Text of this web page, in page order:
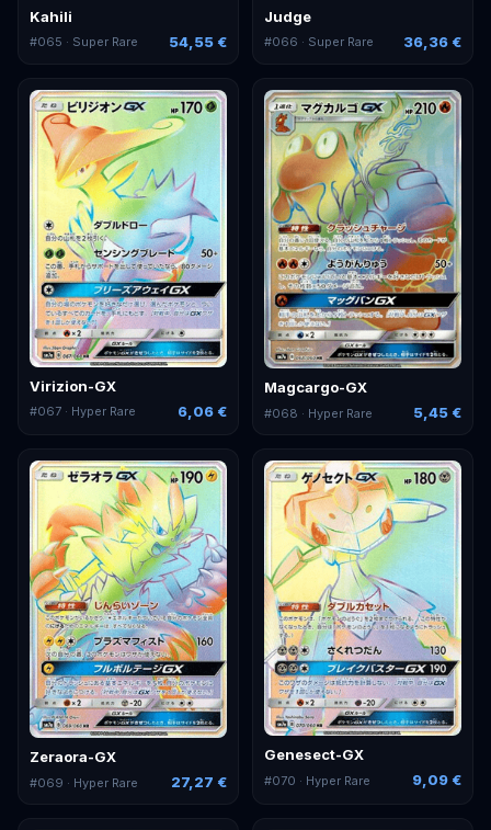
Kahili
#065 · Super Rare 54,55 €
Judge
#066 · Super Rare 36,36 €
Virizion-GX
#067 · Hyper Rare 6,06 €
Magcargo-GX
#068 · Hyper Rare 5,45 €
Zeraora-GX
#069 · Hyper Rare 27,27 €
Genesect-GX
#070 · Hyper Rare 9,09 €